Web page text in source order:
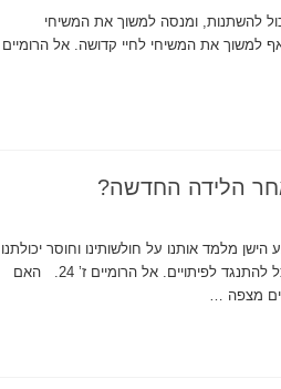
להשתנות, ומנסה למשוך את המשיחי
רק לטוב ושואף למשוך את המשיחי לחיי קדושה. אל הרומיים
הלידה החדשה?
מלמד אותנו על חולשותינו וחוסר יכולתנו
ומזכיר לנו שאנו זקוקים לאדון בכל עת וצריכים את כוחו על-מנת שנוכל להתנגד לפיתויים. אל הרומיים ז’ 24. האם
מצפה …